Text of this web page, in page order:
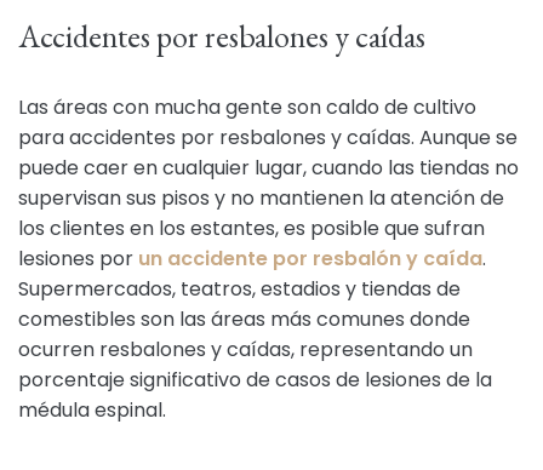
Accidentes por resbalones y caídas
Las áreas con mucha gente son caldo de cultivo
para accidentes por resbalones y caídas. Aunque se
puede caer en cualquier lugar, cuando las tiendas no
supervisan sus pisos y no mantienen la atención de
los clientes en los estantes, es posible que sufran
lesiones por un accidente por resbalón y caída.
Supermercados, teatros, estadios y tiendas de
comestibles son las áreas más comunes donde
ocurren resbalones y caídas, representando un
porcentaje significativo de casos de lesiones de la
médula espinal.